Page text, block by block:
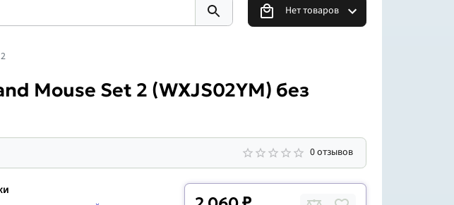
Нет товаров
Mouse Set 2 (WXJS02YM) без
0 отзывов